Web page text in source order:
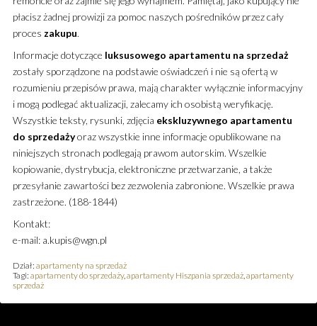
płacisz żadnej prowizji za pomoc naszych pośredników przez cały
proces zakupu.
Informacje dotyczące luksusowego apartamentu na sprzedaż
zostały sporządzone na podstawie oświadczeń i nie są ofertą w
rozumieniu przepisów prawa, mają charakter wyłącznie informacyjny
i mogą podlegać aktualizacji, zalecamy ich osobistą weryfikację.
Wszystkie teksty, rysunki, zdjęcia ekskluzywnego apartamentu
do sprzedażyoraz wszystkie inne informacje opublikowane na
niniejszych stronach podlegają prawom autorskim. Wszelkie
kopiowanie, dystrybucja, elektroniczne przetwarzanie, a także
przesyłanie zawartości bez zezwolenia zabronione. Wszelkie prawa
zastrzeżone. (188-1844)
Kontakt:
e-mail: a.kupis@wgn.pl
Dział: apartamenty na sprzedaż
Tagi: apartamenty do sprzedaży, apartamenty Hiszpania sprzedaż, apartamenty
sprzedaż